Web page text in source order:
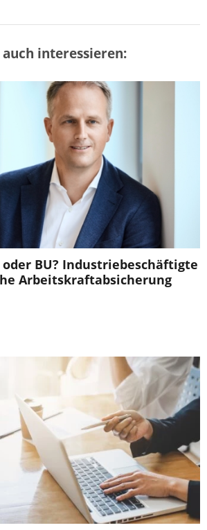
auch interessieren:
BU? Industriebeschäftigte
Arbeitskraftabsicherung